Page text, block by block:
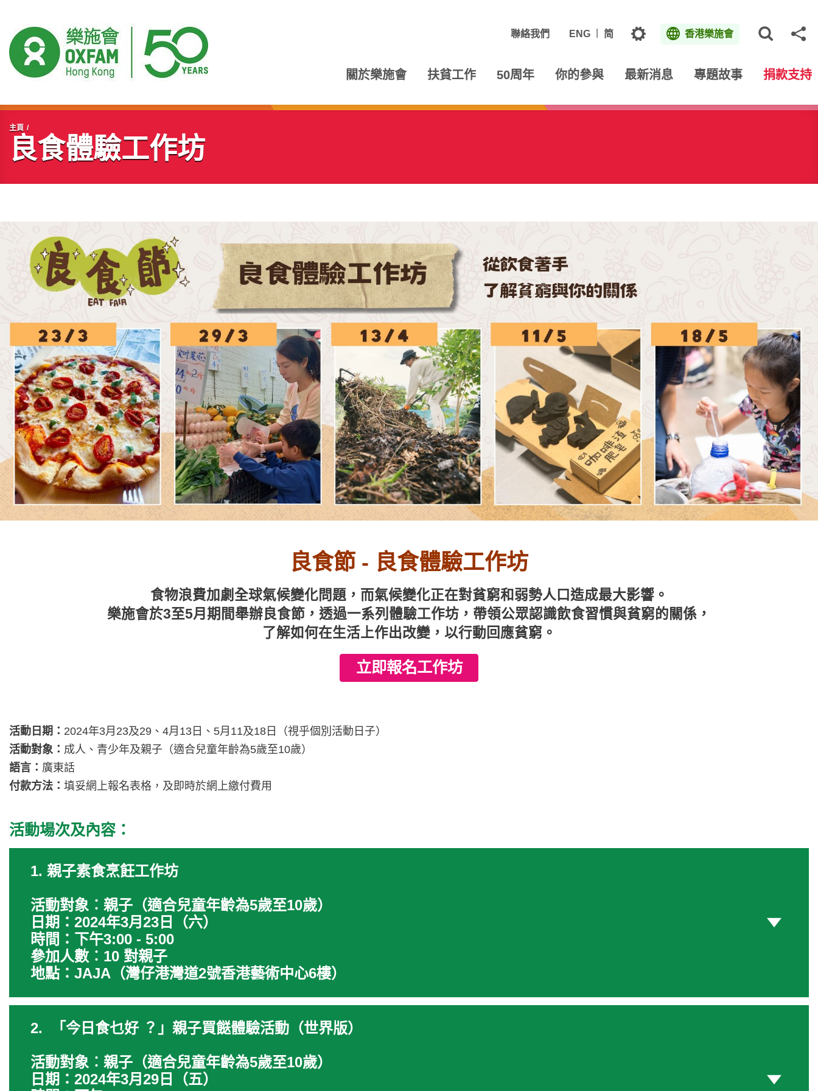
聯絡我們 ENG 简 主題 香港樂施會
關於樂施會 扶貧工作 50周年 你的參與 最新消息 專題故事 捐款支持
開始主要內容
主頁
良食體驗工作坊
良食節 - 良食體驗工作坊
食物浪費加劇全球氣候變化問題，而氣候變化正在對貧窮和弱勢人口造成最大影響。
樂施會於3至5月期間舉辦良食節，透過一系列體驗工作坊，帶領公眾認識飲食習慣與貧窮的關係，
了解如何在生活上作出改變，以行動回應貧窮。
立即報名工作坊
活動日期： 2024年3月23及29、4月13日、5月11及18日（視乎個別活動日子）
活動對象： 成人、青少年及親子（適合兒童年齡為5歲至10歲）
語言： 廣東話
付款方法： 填妥網上報名表格，及即時於網上繳付費用
活動場次及內容：
1. 親子素食烹飪工作坊
活動對象︰親子（適合兒童年齡為5歲至10歲）
日期：2024年3月23日（六）
時間：下午3:00 - 5:00
參加人數︰10 對親子
地點：JAJA（灣仔港灣道2號香港藝術中心6樓）
2. 「今日食乜好 ？」親子買餸體驗活動（世界版）
活動對象︰親子（適合兒童年齡為5歲至10歲）
日期：2024年3月29日（五）